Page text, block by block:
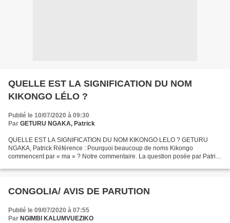
QUELLE EST LA SIGNIFICATION DU NOM
KIKONGO LÉLO ?
Publié le 10/07/2020 à 09:30
Par GETURU NGAKA, Patrick
QUELLE EST LA SIGNIFICATION DU NOM KIKONGO LELO ? GETURU
NGAKA, Patrick Référence : Pourquoi beaucoup de noms Kikongo
commencent par « ma » ? Notre commentaire. La question posée par Patrick
CONGOLIA/ AVIS DE PARUTION
Publié le 09/07/2020 à 07:55
Par NGIMBI KALUMVUEZIKO